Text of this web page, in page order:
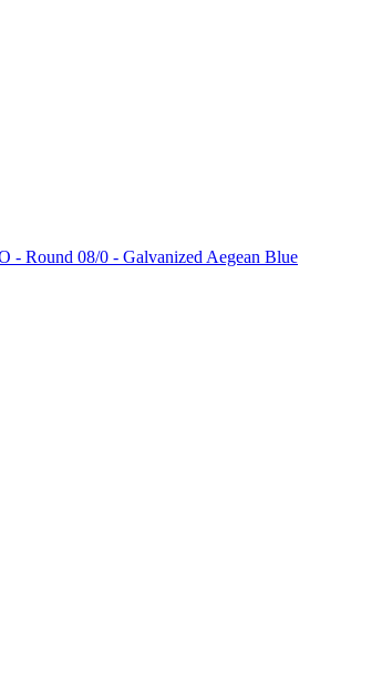
- Round 08/0 - Galvanized Aegean Blue